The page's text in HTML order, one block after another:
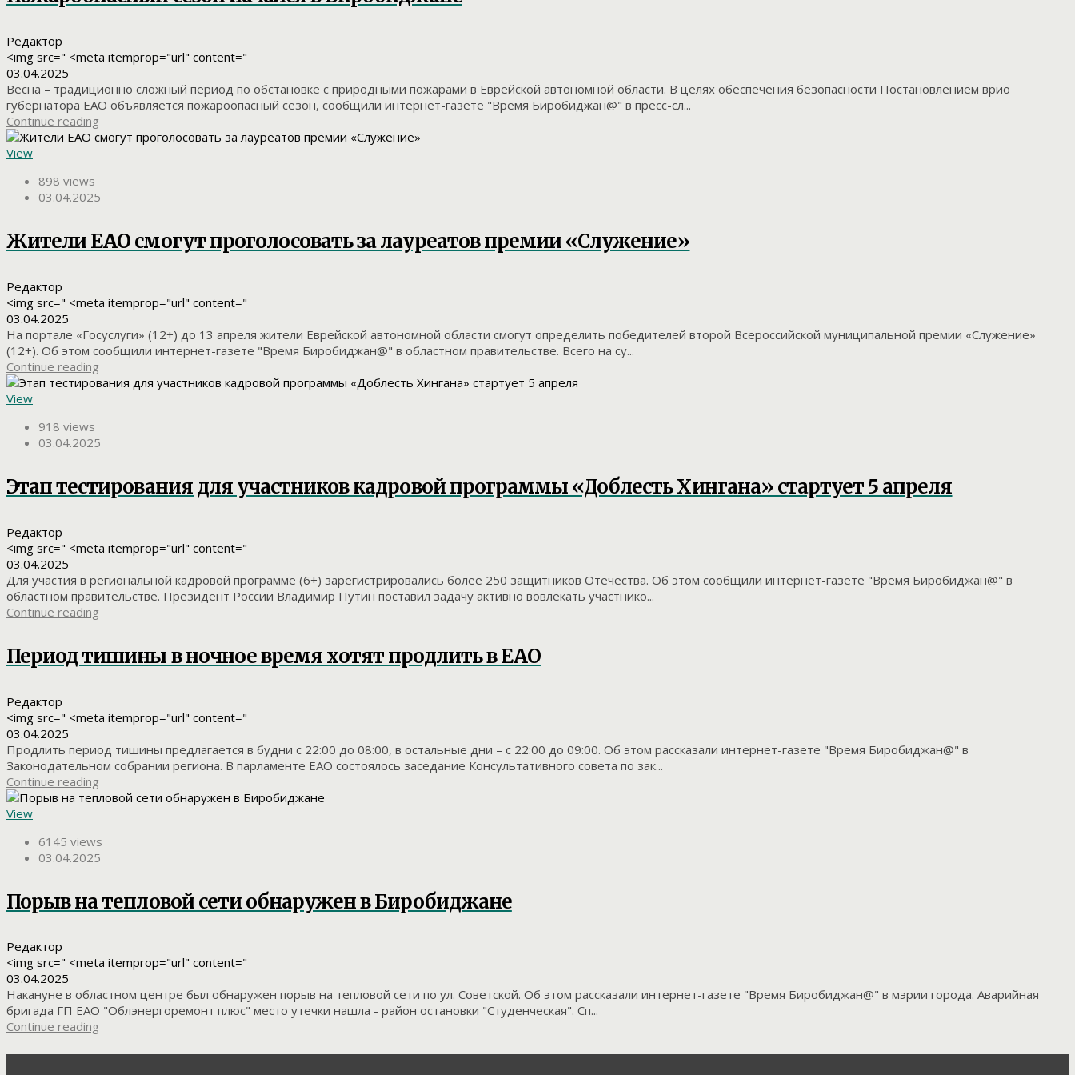
Редактор
<img src=" <meta itemprop="url" content="
03.04.2025
Весна – традиционно сложный период по обстановке с природными пожарами в Еврейской автономной области. В целях обеспечения безопасности Постановлением врио
губернатора ЕАО объявляется пожароопасный сезон, сообщили интернет-газете "Время Биробиджан@" в пресс-сл...
Continue reading
View
898 views
03.04.2025
Жители ЕАО смогут проголосовать за лауреатов премии «Служение»
Редактор
<img src=" <meta itemprop="url" content="
03.04.2025
На портале «Госуслуги» (12+) до 13 апреля жители Еврейской автономной области смогут определить победителей второй Всероссийской муниципальной премии «Служение»
(12+). Об этом сообщили интернет-газете "Время Биробиджан@" в областном правительстве. Всего на су...
Continue reading
View
918 views
03.04.2025
Этап тестирования для участников кадровой программы «Доблесть Хингана» стартует 5 апреля
Редактор
<img src=" <meta itemprop="url" content="
03.04.2025
Для участия в региональной кадровой программе (6+) зарегистрировались более 250 защитников Отечества. Об этом сообщили интернет-газете "Время Биробиджан@" в
областном правительстве. Президент России Владимир Путин поставил задачу активно вовлекать участнико...
Continue reading
Период тишины в ночное время хотят продлить в ЕАО
Редактор
<img src=" <meta itemprop="url" content="
03.04.2025
Продлить период тишины предлагается в будни с 22:00 до 08:00, в остальные дни – с 22:00 до 09:00. Об этом рассказали интернет-газете "Время Биробиджан@" в
Законодательном собрании региона. В парламенте ЕАО состоялось заседание Консультативного совета по зак...
Continue reading
View
6145 views
03.04.2025
Порыв на тепловой сети обнаружен в Биробиджане
Редактор
<img src=" <meta itemprop="url" content="
03.04.2025
Накануне в областном центре был обнаружен порыв на тепловой сети по ул. Советской. Об этом рассказали интернет-газете "Время Биробиджан@" в мэрии города. Аварийная
бригада ГП ЕАО "Облэнергоремонт плюс" место утечки нашла - район остановки "Студенческая". Сп...
Continue reading